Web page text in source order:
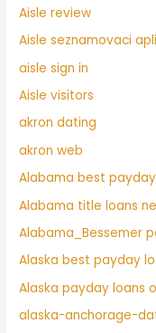
Aisle review
Aisle seznamovaci
aisle sign in
Aisle visitors
akron dating
akron web
Alabama best
Alabama title loans
Alabama_Bessemer
Alaska best payday
Alaska payday loans
alaska-anchorage-